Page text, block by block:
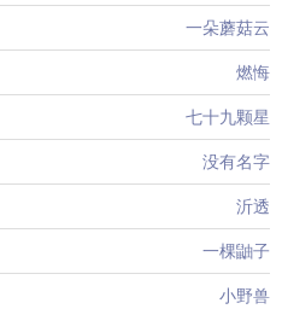
一朵蘑菇云
燃悔
七十九颗星
没有名字
沂透
一棵鼬子
小野兽